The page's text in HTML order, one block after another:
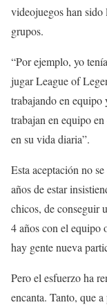
videojuegos han sido
grupos.
“Por ejemplo, yo
jugar League of
trabajando en equipo
trabajan en equipo
en su vida diaria”.
Esta aceptación no
años de estar
chicos, de conseguir
4 años con el equipo
hay gente nueva
Pero el esfuerzo ha
encanta. Tanto, que